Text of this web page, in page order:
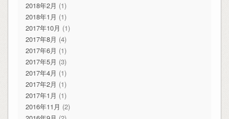
2018年2月 (1)
2018年1月 (1)
2017年10月 (1)
2017年8月 (4)
2017年6月 (1)
2017年5月 (3)
2017年4月 (1)
2017年2月 (1)
2017年1月 (1)
2016年11月 (2)